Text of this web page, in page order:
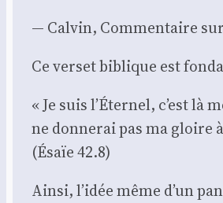
— Cal­vin, Com­men­taire sur
Ce ver­set biblique est
« Je suis l’Éternel, c’est là
ne don­ne­rai pas ma gloire
(Ésaïe 42.8)
Ain­si, l’idée même d’un